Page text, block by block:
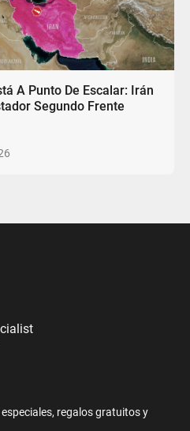
A Punto De Escalar: Irán
Segundo Frente
regalos gratuitos y